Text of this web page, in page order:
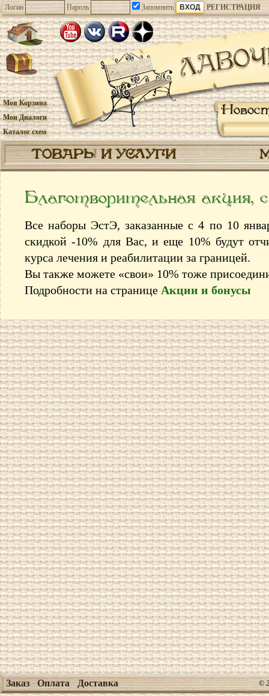
Логин Пароль Запомнить РЕГИСТРАЦИЯ
Моя Корзина
Мои Диалоги
Каталог схем
ТОВАРЫ И УСЛУГИ
Благотворительная акция,
Все наборы ЭстЭ, заказанные с 4 по 10
скидкой -10% для Вас, и еще 10% будут
курса лечения и реабилитации за границей.
Вы также можете «свои» 10% тоже
Подробности на странице Акции и бонусы
Заказ Оплата Доставка ©